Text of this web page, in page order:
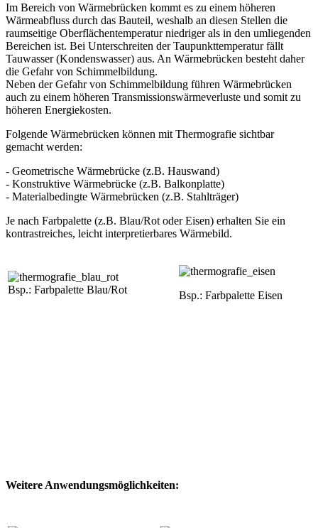
Im Bereich von Wärmebrücken kommt es zu einem höheren
Wärmeabfluss durch das Bauteil, weshalb an diesen Stellen die
raumseitige Oberflächentemperatur niedriger als in den umliegenden
Bereichen ist. Bei Unterschreiten der Taupunkttemperatur fällt
Tauwasser (Kondenswasser) aus. An Wärmebrücken besteht daher
die Gefahr von Schimmelbildung.
Neben der Gefahr von Schimmelbildung führen Wärmebrücken
auch zu einem höheren Transmissionswärmeverluste und somit zu
höheren Energiekosten.
Folgende Wärmebrücken können mit Thermografie sichtbar
gemacht werden:
- Geometrische Wärmebrücke (z.B. Hauswand)
- Konstruktive Wärmebrücke (z.B. Balkonplatte)
- Materialbedingte Wärmebrücken (z.B. Stahlträger)
Je nach Farbpalette (z.B. Blau/Rot oder Eisen) erhalten Sie ein
kontrastreiches, leicht interpretierbares Wärmebild.
Bsp.: Farbpalette Blau/Rot Bsp.: Farbpalette Eisen
Weitere Anwendungsmöglichkeiten: